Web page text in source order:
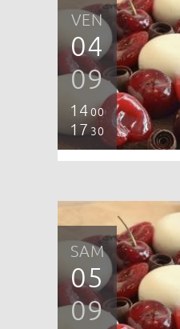
VEN
04
09
1400
1730
SAM
05
09